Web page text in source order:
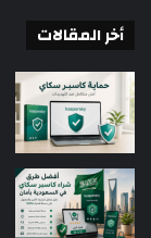
أخر المقالات